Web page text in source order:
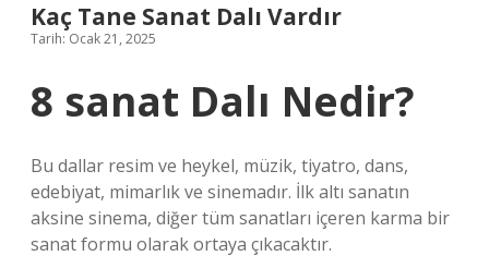
Kaç Tane Sanat Dalı Vardır
Tarih: Ocak 21, 2025
8 sanat Dalı Nedir?
Bu dallar resim ve heykel, müzik, tiyatro, dans,
edebiyat, mimarlık ve sinemadır. İlk altı sanatın
aksine sinema, diğer tüm sanatları içeren karma bir
sanat formu olarak ortaya çıkacaktır.